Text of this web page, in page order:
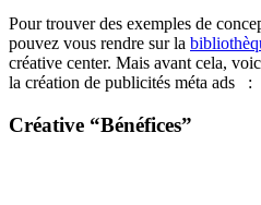
Pour trouver des exemples de
pouvez vous rendre sur la
créative center. Mais avant cela,
la création de publicités méta ads :
Créative “Bénéfices”